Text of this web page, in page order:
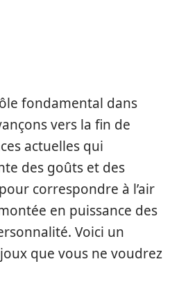
fondamental dans
vers la fin de
actuelles qui
des goûts et des
correspondre à l’air
en puissance des
Voici un
que vous ne voudrez